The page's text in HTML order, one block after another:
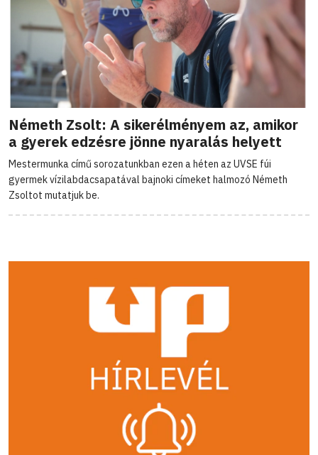
Németh Zsolt: A sikerélményem az, amikor
a gyerek edzésre jönne nyaralás helyett
Mestermunka című sorozatunkban ezen a héten az UVSE fúi
gyermek vízilabdacsapatával bajnoki címeket halmozó Németh
Zsoltot mutatjuk be.